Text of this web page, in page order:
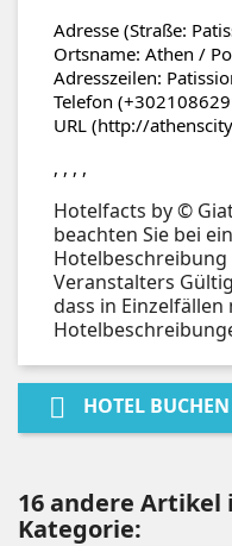
Adresse (Straße:
Ortsname: Athen /
Adresszeilen:
Telefon
URL (http://
, , , ,
Hotelfacts by ©
beachten Sie bei
Veranstalters
dass in
 HOTEL BUCHEN
16 andere Artikel
Kategorie: